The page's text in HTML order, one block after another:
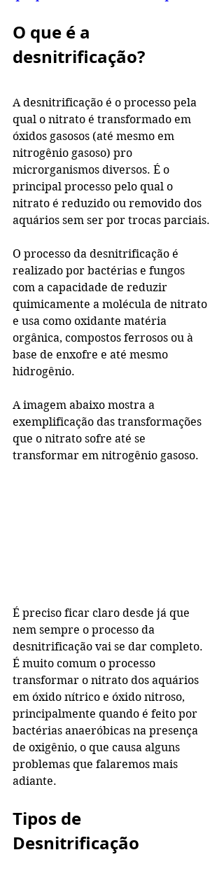
O que é a
desnitrificação?
A desnitrificação é o processo pela
qual o nitrato é transformado em
óxidos gasosos (até mesmo em
nitrogênio gasoso) pro
microrganismos diversos. É o
principal processo pelo qual o
nitrato é reduzido ou removido dos
aquários sem ser por trocas parciais.
O processo da desnitrificação é
realizado por bactérias e fungos
com a capacidade de reduzir
quimicamente a molécula de nitrato
e usa como oxidante matéria
orgânica, compostos ferrosos ou à
base de enxofre e até mesmo
hidrogênio.
A imagem abaixo mostra a
exemplificação das transformações
que o nitrato sofre até se
transformar em nitrogênio gasoso.
É preciso ficar claro desde já que
nem sempre o processo da
desnitrificação vai se dar completo.
É muito comum o processo
transformar o nitrato dos aquários
em óxido nítrico e óxido nitroso,
principalmente quando é feito por
bactérias anaeróbicas na presença
de oxigênio, o que causa alguns
problemas que falaremos mais
adiante.
Tipos de
Desnitrificação